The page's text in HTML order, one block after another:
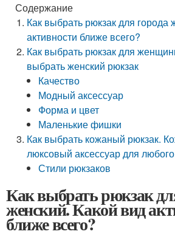
Содержание
Как выбрать рюкзак для города
активности ближе всего?
Как выбрать рюкзак для
выбрать женский рюкзак
Качество
Модный аксессуар
Форма и цвет
Маленькие фишки
Как выбрать кожаный рюкзак.
люксовый аксессуар для
Стили рюкзаков
Как выбрать рюкзак
женский. Какой вид
ближе всего?